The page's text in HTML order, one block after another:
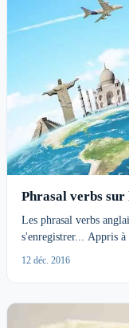
Phrasal verbs sur
Les phrasal verbs
s'enregistrer... Appris à
12 déc. 2016